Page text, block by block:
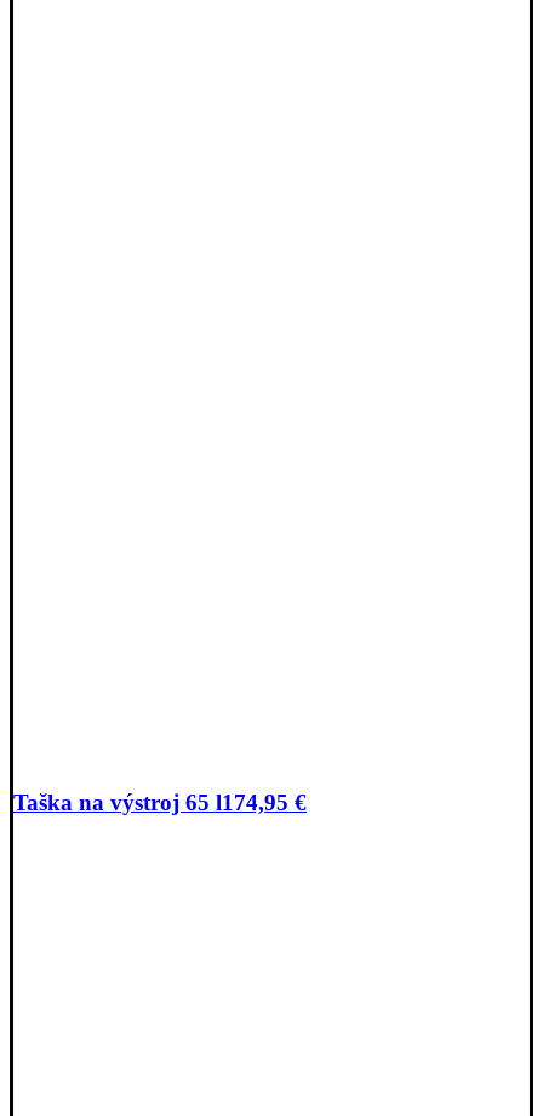
Taška na výstroj 65 l174,95 €